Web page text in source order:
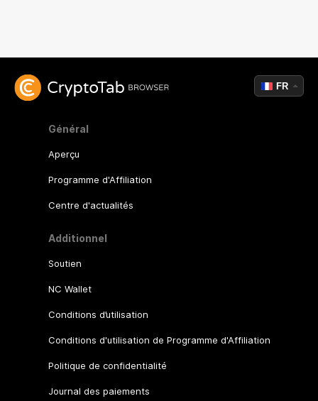
Général
Aperçu
Programme d'Affiliation
Centre d'actualités
Additionnel
Soutien
NC Wallet
Conditions d’utilisation
Conditions d'utilisation de Programme d'Affiliation
Politique de confidentialité
Journal des paiements
FR